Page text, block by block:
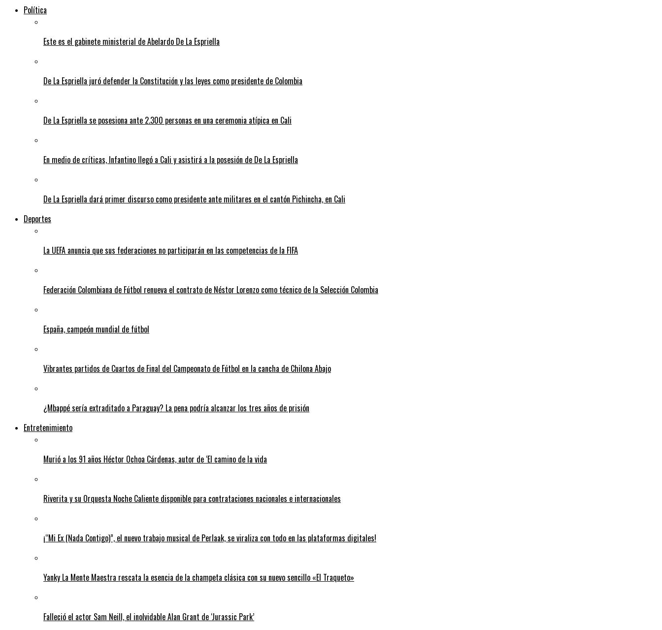
Política
Este es el gabinete ministerial de Abelardo De La Espriella
De La Espriella juró defender la Constitución y las leyes como presidente de Colombia
De La Espriella se posesiona ante 2.300 personas en una ceremonia atípica en Cali
En medio de críticas, Infantino llegó a Cali y asistirá a la posesión de De La Espriella
De La Espriella dará primer discurso como presidente ante militares en el cantón Pichincha, en Cali
Deportes
La UEFA anuncia que sus federaciones no participarán en las competencias de la FIFA
Federación Colombiana de Fútbol renueva el contrato de Néstor Lorenzo como técnico de la Selección Colombia
España, campeón mundial de fútbol
Vibrantes partidos de Cuartos de Final del Campeonato de Fútbol en la cancha de Chilona Abajo
¿Mbappé sería extraditado a Paraguay? La pena podría alcanzar los tres años de prisión
Entretenimiento
Murió a los 91 años Héctor Ochoa Cárdenas, autor de ‘El camino de la vida
Riverita y su Orquesta Noche Caliente disponible para contrataciones nacionales e internacionales
¡“Mi Ex (Nada Contigo)”, el nuevo trabajo musical de Perlaak, se viraliza con todo en las plataformas digitales!
Yanky La Mente Maestra rescata la esencia de la champeta clásica con su nuevo sencillo «El Traqueto»
Falleció el actor Sam Neill, el inolvidable Alan Grant de ‘Jurassic Park’